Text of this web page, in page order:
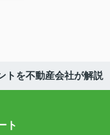
トを不動産会社が解説
ト